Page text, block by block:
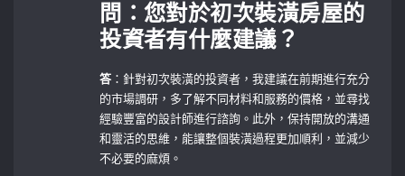
問：您對於初次裝潢房屋的
投資者有什麼建議？
答 ：針對初次裝潢的投資者，我建議在前期進行充分
的市場調研，多了解不同材料和服務的價格，並尋找
經驗豐富的設計師進行諮詢。此外，保持開放的溝通
和靈活的思維，能讓整個裝潢過程更加順利，並減少
不必要的麻煩。